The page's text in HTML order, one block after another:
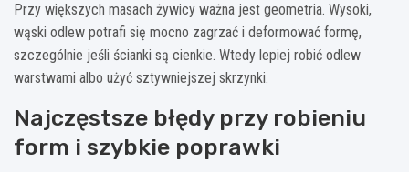
Przy większych masach żywicy ważna jest geometria. Wysoki,
wąski odlew potrafi się mocno zagrzać i deformować formę,
szczególnie jeśli ścianki są cienkie. Wtedy lepiej robić odlew
warstwami albo użyć sztywniejszej skrzynki.
Najczęstsze błędy przy robieniu
form i szybkie poprawki